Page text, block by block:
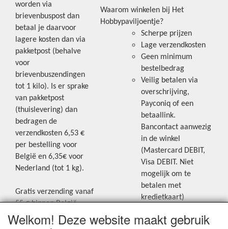
worden via
brievenbuspost dan
betaal je daarvoor
lagere kosten dan via
pakketpost (behalve
voor
brievenbuszendingen
tot 1 kilo). Is er sprake
van pakketpost
(thuislevering) dan
bedragen de
verzendkosten 6,53 €
per bestelling voor
België en 6,35€ voor
Nederland (tot 1 kg).
Gratis verzending vanaf
55 € binnen België.
Gratis verzending vanaf
65 € naar Nederland.
Waarom winkelen bij Het
Hobbypaviljoentje?
Scherpe prijzen
Lage verzendkosten
Geen minimum
bestelbedrag
Veilig betalen via
overschrijving,
Payconiq of een
betaallink.
Bancontact aanwezig
in de winkel
(Mastercard DEBIT,
Visa DEBIT. Niet
mogelijk om te
betalen met
kredietkaart)
Blijf op de hoogte van de laatste
Welkom! Deze website maakt gebruik